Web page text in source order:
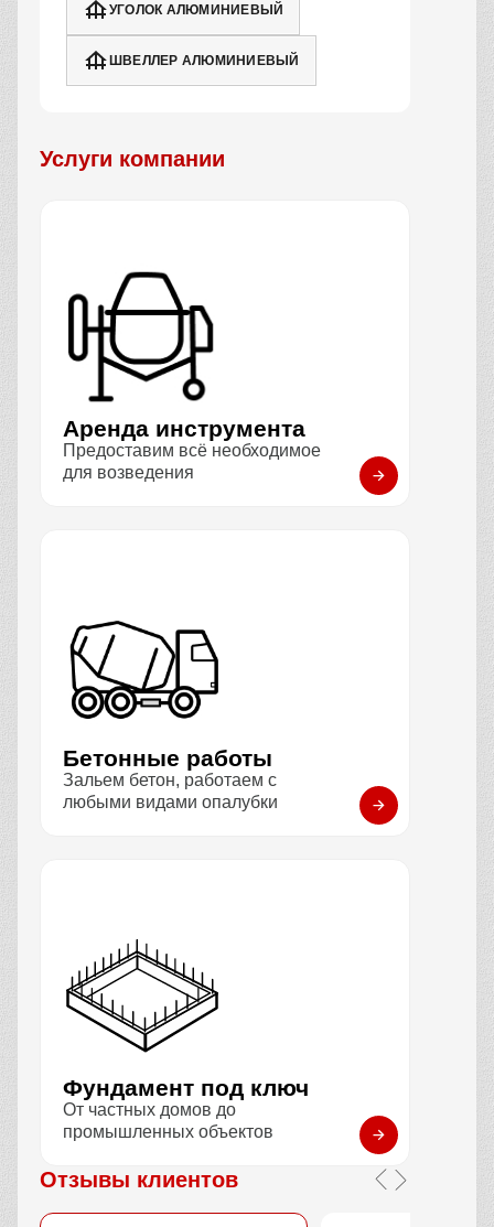
УГОЛОК АЛЮМИНИЕВЫЙ
ШВЕЛЛЕР АЛЮМИНИЕВЫЙ
Услуги компании
Аренда инструмента
Предоставим всё необходимое
для возведения
Бетонные работы
Зальем бетон, работаем с
любыми видами опалубки
Фундамент под ключ
От частных домов до
промышленных объектов
Отзывы клиентов